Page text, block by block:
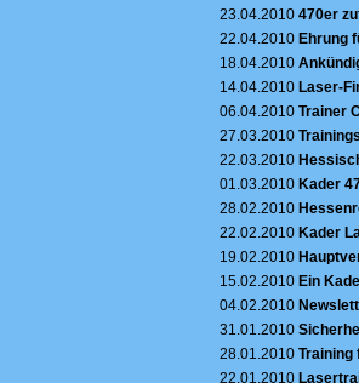
23.04.2010 470er
22.04.2010 Ehrung
18.04.2010
14.04.2010 Laser-
06.04.2010 Trainer
27.03.2010
22.03.2010
01.03.2010 Kader
28.02.2010
22.02.2010 Kader
19.02.2010
15.02.2010 Ein
04.02.2010
31.01.2010
28.01.2010 Training
22.01.2010